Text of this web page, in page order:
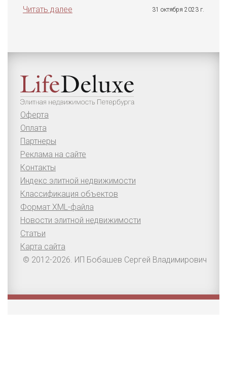
Читать далее
31 октября 2023 г.
Оферта
Оплата
Партнеры
Реклама на сайте
Контакты
Индекс элитной недвижимости
Классификация объектов
Формат XML-файла
Новости элитной недвижимости
Статьи
Карта сайта
© 2012-2026. ИП Бобашев Сергей Владимирович